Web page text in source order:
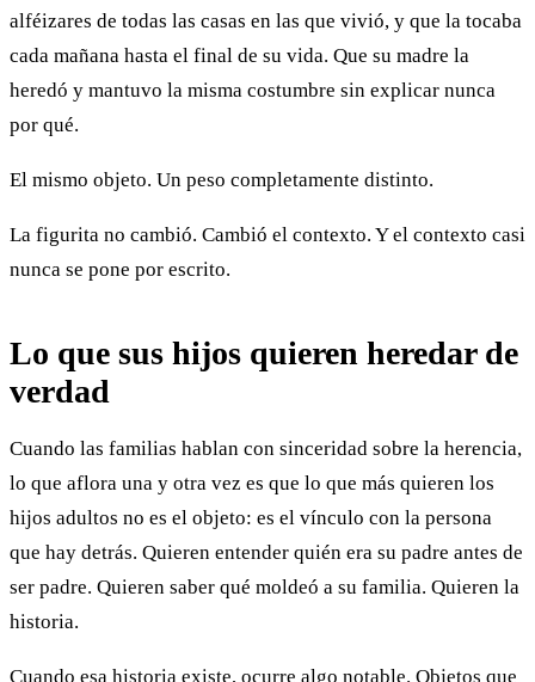
alféizares de todas las casas en las que vivió, y que la tocaba
cada mañana hasta el final de su vida. Que su madre la
heredó y mantuvo la misma costumbre sin explicar nunca
por qué.
El mismo objeto. Un peso completamente distinto.
La figurita no cambió. Cambió el contexto. Y el contexto casi
nunca se pone por escrito.
Lo que sus hijos quieren heredar de
verdad
Cuando las familias hablan con sinceridad sobre la herencia,
lo que aflora una y otra vez es que lo que más quieren los
hijos adultos no es el objeto: es el vínculo con la persona
que hay detrás. Quieren entender quién era su padre antes de
ser padre. Quieren saber qué moldeó a su familia. Quieren la
historia.
Cuando esa historia existe, ocurre algo notable. Objetos que